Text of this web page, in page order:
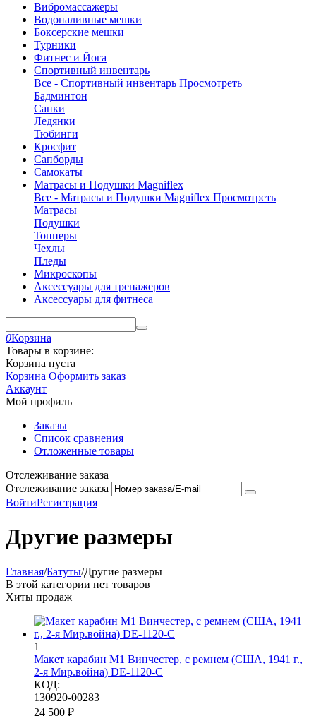
Вибромассажеры
Водоналивные мешки
Боксерские мешки
Турники
Фитнес и Йога
Спортивный инвентарь
Все - Спортивный инвентарь Просмотреть
Бадминтон
Санки
Ледянки
Тюбинги
Кросфит
Сапборды
Самокаты
Матрасы и Подушки Magniflex
Все - Матрасы и Подушки Magniflex Просмотреть
Матрасы
Подушки
Топперы
Чехлы
Пледы
Микроскопы
Аксессуары для тренажеров
Аксессуары для фитнеса
0Корзина
Товары в корзине:
Корзина пуста
Корзина Оформить заказ
Аккаунт
Мой профиль
Заказы
Список сравнения
Отложенные товары
Отслеживание заказа
Отслеживание заказа
ВойтиРегистрация
Другие размеры
Главная/Батуты/Другие размеры
В этой категории нет товаров
Хиты продаж
1
Макет карабин М1 Винчестер, с ремнем (США, 1941 г.,
2-я Мир.война) DE-1120-C
КОД:
130920-00283
24 500 ₽